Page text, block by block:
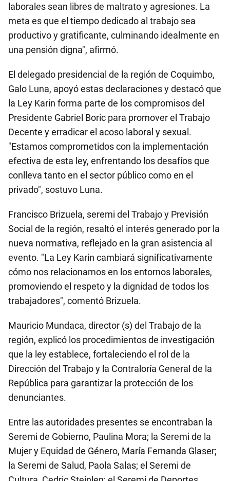
laborales sean libres de maltrato y agresiones. La
meta es que el tiempo dedicado al trabajo sea
productivo y gratificante, culminando idealmente en
una pensión digna", afirmó.
El delegado presidencial de la región de Coquimbo,
Galo Luna, apoyó estas declaraciones y destacó que
la Ley Karin forma parte de los compromisos del
Presidente Gabriel Boric para promover el Trabajo
Decente y erradicar el acoso laboral y sexual.
"Estamos comprometidos con la implementación
efectiva de esta ley, enfrentando los desafíos que
conlleva tanto en el sector público como en el
privado", sostuvo Luna.
Francisco Brizuela, seremi del Trabajo y Previsión
Social de la región, resaltó el interés generado por la
nueva normativa, reflejado en la gran asistencia al
evento. "La Ley Karin cambiará significativamente
cómo nos relacionamos en los entornos laborales,
promoviendo el respeto y la dignidad de todos los
trabajadores", comentó Brizuela.
Mauricio Mundaca, director (s) del Trabajo de la
región, explicó los procedimientos de investigación
que la ley establece, fortaleciendo el rol de la
Dirección del Trabajo y la Contraloría General de la
República para garantizar la protección de los
denunciantes.
Entre las autoridades presentes se encontraban la
Seremi de Gobierno, Paulina Mora; la Seremi de la
Mujer y Equidad de Género, María Fernanda Glaser;
la Seremi de Salud, Paola Salas; el Seremi de